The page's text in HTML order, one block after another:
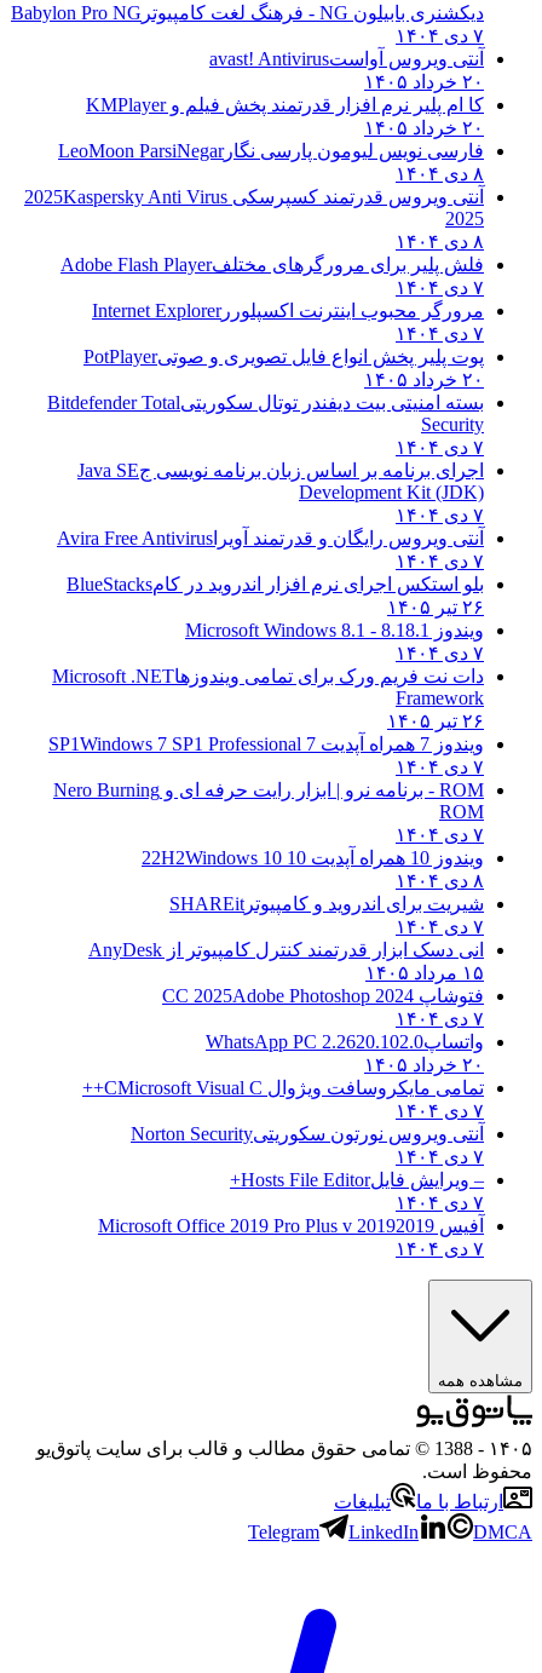
دیکشنری بابیلون NG - فرهنگ لغت کامپیوتر
Babylon Pro NG
۷ دی ۱۴۰۴
آنتی ویروس آواستavast! Antivirus
۲۰ خرداد ۱۴۰۵
کا ام پلیر نرم افزار قدرتمند پخش فیلم وKMPlayer
۲۰ خرداد ۱۴۰۵
فارسی نویس لیومون پارسی نگارLeoMoon ParsiNegar
۸ دی ۱۴۰۴
آنتی ویروس قدرتمند کسپرسکی 2025 Kaspersky Anti Virus
2025
۸ دی ۱۴۰۴
فلش پلیر برای مرورگرهای مختلفAdobe Flash Player
۷ دی ۱۴۰۴
مرورگر محبوب اینترنت اکسپلوررInternet Explorer
۷ دی ۱۴۰۴
پوت پلیر پخش انواع فایل تصویری و صوتیPotPlayer
۲۰ خرداد ۱۴۰۵
بسته امنیتی بیت دیفندر توتال سکوریتیBitdefender Total
Security
۷ دی ۱۴۰۴
اجرای برنامه بر اساس زبان برنامه نویسی جJava SE
Development Kit (JDK)
۷ دی ۱۴۰۴
آنتی ویروس رایگان و قدرتمند آویرا Avira Free Antivirus
۷ دی ۱۴۰۴
بلو استکس اجرای نرم افزار اندروید در کامBlueStacks
۲۶ تیر ۱۴۰۵
ویندوز 8.1
8.1 - Microsoft Windows 8.1
۷ دی ۱۴۰۴
دات نت فریم ورک برای تمامی ویندوزهاMicrosoft .NET
Framework
۲۶ تیر ۱۴۰۵
ویندوز 7 همراه آپدیت 7 SP1
Windows 7 SP1 Professional
۷ دی ۱۴۰۴
ROM - برنامه نرو | ابزار رایت حرفه ای و
Nero Burning
ROM
۷ دی ۱۴۰۴
ویندوز 10 همراه آپدیت 10 22H2
Windows 10
۸ دی ۱۴۰۴
شیریت برای اندروید و کامپیوتر SHAREit
۷ دی ۱۴۰۴
انی دسک ابزار قدرتمند کنترل کامپیوتر از AnyDesk
۱۵ مرداد ۱۴۰۵
فتوشاپ CC 2025 Adobe Photoshop 2024
۷ دی ۱۴۰۴
واتساپWhatsApp PC 2.2620.102.0
۲۰ خرداد ۱۴۰۵
تمامی مایکروسافت ویژوال C Microsoft Visual C++
۷ دی ۱۴۰۴
آنتی ویروس نورتون سکوریتیNorton Security
۷ دی ۱۴۰۴
– ویرایش فایلHosts File Editor+
۷ دی ۱۴۰۴
آفیس 2019 2019 Microsoft Office 2019 Pro Plus v
۷ دی ۱۴۰۴
مشاهده همه
۱۴۰۵
- 1388 © تمامی حقوق مطالب و قالب برای سایت پاتوق‌یو
محفوظ است.
ارتباط با ما
تبلیغات
Telegram
LinkedIn DMCA